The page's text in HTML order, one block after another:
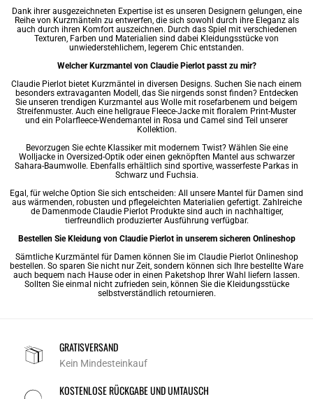
Dank ihrer ausgezeichneten Expertise ist es unseren Designern gelungen, eine
Reihe von Kurzmänteln zu entwerfen, die sich sowohl durch ihre Eleganz als
auch durch ihren Komfort auszeichnen. Durch das Spiel mit verschiedenen
Texturen, Farben und Materialien sind dabei Kleidungsstücke von
unwiederstehlichem, legerem Chic entstanden.
Welcher Kurzmantel von Claudie Pierlot passt zu mir?
Claudie Pierlot bietet Kurzmäntel in diversen Designs. Suchen Sie nach einem
besonders extravaganten Modell, das Sie nirgends sonst finden? Entdecken
Sie unseren trendigen Kurzmantel aus Wolle mit rosefarbenem und beigem
Streifenmuster. Auch eine hellgraue Fleece-Jacke mit floralem Print-Muster
und ein Polarfleece-Wendemantel in Rosa und Camel sind Teil unserer
Kollektion.
Bevorzugen Sie echte Klassiker mit modernem Twist? Wählen Sie eine
Wolljacke in Oversized-Optik oder einen geknöpften Mantel aus schwarzer
Sahara-Baumwolle. Ebenfalls erhältlich sind sportive, wasserfeste Parkas in
Schwarz und Fuchsia.
Egal, für welche Option Sie sich entscheiden: All unsere Mantel für Damen sind
aus wärmenden, robusten und pflegeleichten Materialien gefertigt. Zahlreiche
de Damenmode Claudie Pierlot Produkte sind auch in nachhaltiger,
tierfreundlich produzierter Ausführung verfügbar.
Bestellen Sie Kleidung von Claudie Pierlot in unserem sicheren Onlineshop
Sämtliche Kurzmäntel für Damen können Sie im Claudie Pierlot Onlineshop
bestellen. So sparen Sie nicht nur Zeit, sondern können sich Ihre bestellte Ware
auch bequem nach Hause oder in einen Paketshop Ihrer Wahl liefern lassen.
Sollten Sie einmal nicht zufrieden sein, können Sie die Kleidungsstücke
selbstverständlich retournieren.
GRATISVERSAND
Kein Mindesteinkauf
KOSTENLOSE RÜCKGABE UND UMTAUSCH